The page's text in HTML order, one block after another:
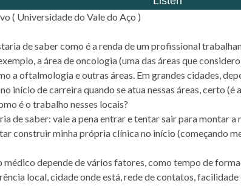
( Universidade do Vale do Aço )
de saber como é a renda de um profissional
a área de oncologia (uma das áreas que
a oftalmologia e outras áreas. Em grandes cidades,
início de carreira quando se atua nessas áreas, certo (é
é o trabalho nesses locais?
de saber: vale a pena entrar e tentar sair para montar
construir minha própria clínica no início (começando
médico depende de vários fatores, como tempo de
local, cidade onde está, rede de contatos,